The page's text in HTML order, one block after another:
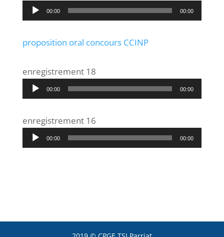
Lecteur
audio
00:00 00:00
proposition oral concours CCINP
enregistrement 18
Lecteur
audio
00:00 00:00
enregistrement 16
Lecteur
audio
00:00 00:00